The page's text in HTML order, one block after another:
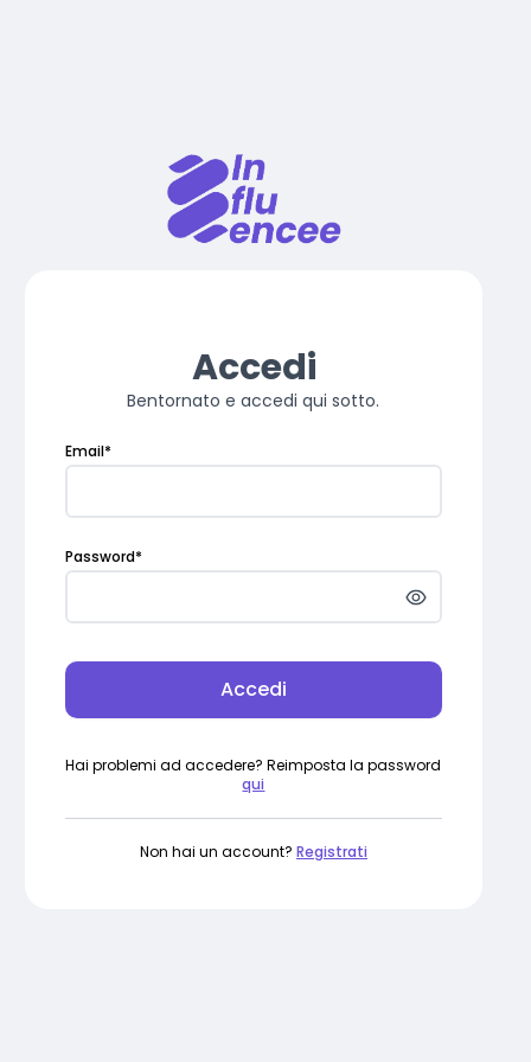
Accedi
Bentornato e accedi qui sotto.
Email*
Password*
Accedi
Hai problemi ad accedere? Reimposta la password
qui
Non hai un account? Registrati